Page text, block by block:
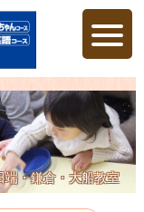
・鎌倉・大船教室